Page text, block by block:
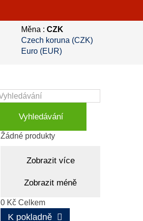
Měna : CZK
Czech koruna (CZK)
Euro (EUR)
Vyhledávání
Košík
(prázdný)
Žádné produkty
Zobrazit více
Zobrazit méně
0 Kč Celkem
K pokladně